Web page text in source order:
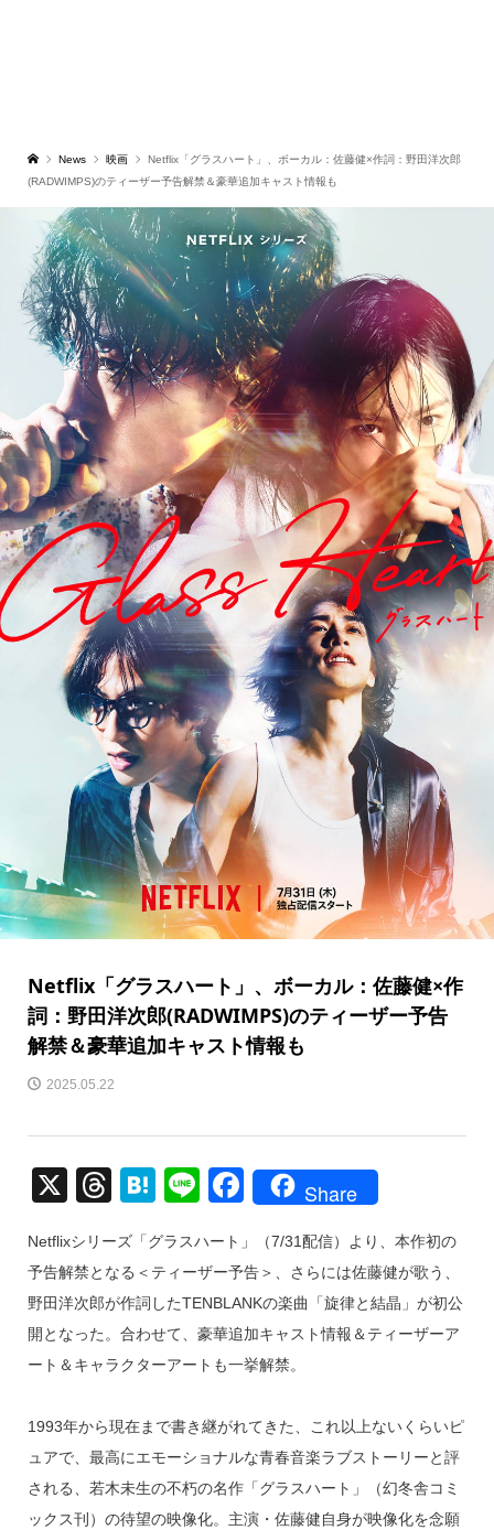
News 映画
Netflix「グラスハート」、ボーカル：佐藤健×作詞：野田洋次郎
(RADWIMPS)のティーザー予告解禁＆豪華追加キャスト情報も
Netflix「グラスハート」、ボーカル：佐藤健×作
詞：野田洋次郎(RADWIMPS)のティーザー予告
解禁＆豪華追加キャスト情報も
2025.05.22
X
T
e
a
d
s
H
e
n
a
Li
e
F
c
e
b
o
k
Share
Netflixシリーズ「グラスハート」（7/31配信）より、本作初の
予告解禁となる＜ティーザー予告＞、さらには佐藤健が歌う、
野田洋次郎が作詞したTENBLANKの楽曲「旋律と結晶」が初公
開となった。合わせて、豪華追加キャスト情報＆ティーザーア
ート＆キャラクターアートも一挙解禁。
1993年から現在まで書き継がれてきた、これ以上ないくらいピ
ュアで、最高にエモーショナルな青春音楽ラブストーリーと評
される、若木未生の不朽の名作「グラスハート」（幻冬舎コミ
ックス刊）の待望の映像化。主演・佐藤健自身が映像化を念願